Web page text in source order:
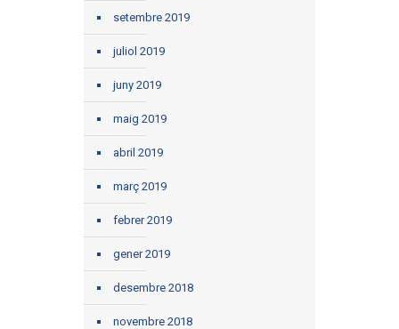
setembre 2019
juliol 2019
juny 2019
maig 2019
abril 2019
març 2019
febrer 2019
gener 2019
desembre 2018
novembre 2018